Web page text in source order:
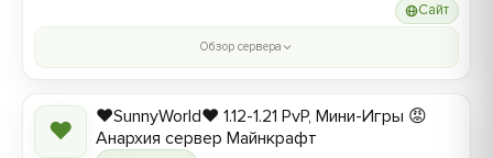
Сайт
Обзор сервера
❤
❤️SunnyWorld❤️ 1.12-1.21 PvP, Мини-Игры 😡
Анархия сервер Майнкрафт